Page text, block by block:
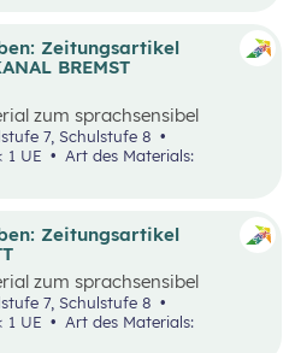
um die Schüler:innen
einzubinden.
Zeitungsartikel
BREMST
zum sprachsensibel
“Panamakanal
Schulstufe 6, Schulstufe 7, Schulstufe 8
1 UE
Zeitungsartikel
zum sprachsensibel
“Hallstatt geht
unter”.
Schulstufe 6, Schulstufe 7, Schulstufe 8
1 UE